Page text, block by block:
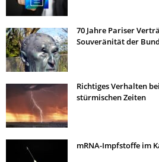
70 Jahre Pariser
Souveränität der
Richtiges Verhalten
stürmischen Zeiten
mRNA-Impfstoffe im